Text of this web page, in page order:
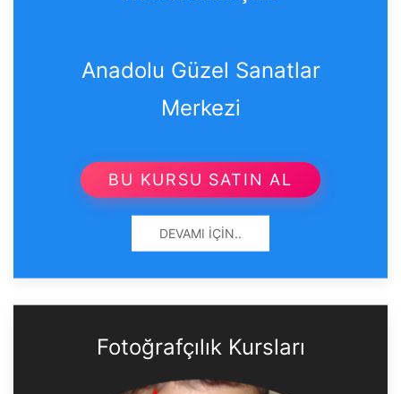
Anadolu Güzel Sanatlar
Merkezi
BU KURSU SATIN AL
DEVAMI İÇIN..
Fotoğrafçılık Kursları